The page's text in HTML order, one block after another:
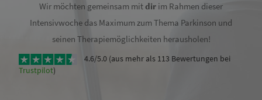
Wir möchten gemeinsam mitdir im Rahmen dieser
Intensivwoche das Maximum zum Thema Parkinson und
seinen Therapiemöglichkeiten herausholen!
4.6/5.0 (aus mehr als 113 Bewertungen bei
Trustpilot)